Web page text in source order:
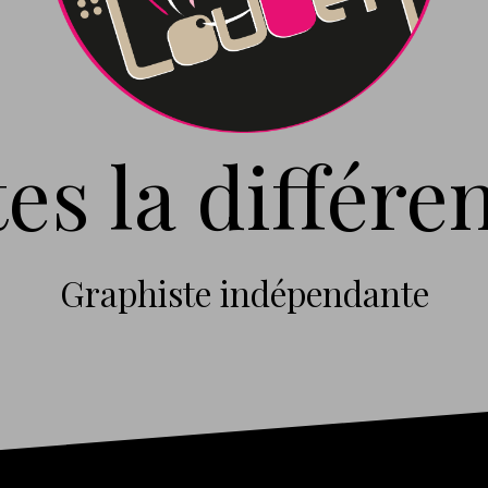
la
Graphiste indépendante